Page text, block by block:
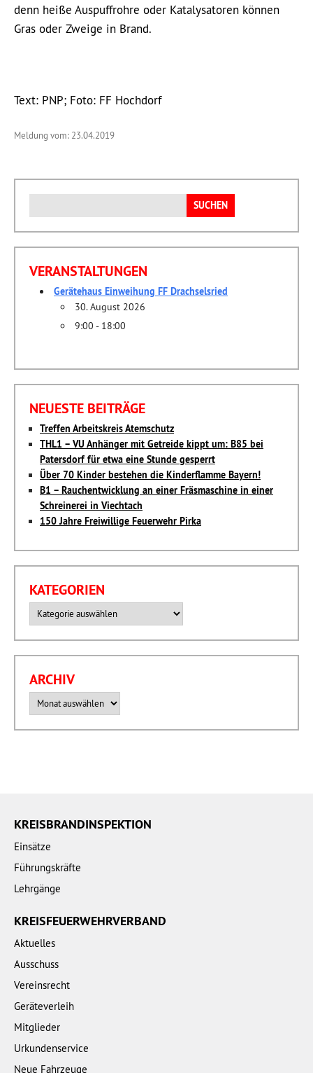
denn heiße Auspuffrohre oder Katalysatoren können
Gras oder Zweige in Brand.
Text: PNP; Foto: FF Hochdorf
Meldung vom: 23.04.2019
nach:
VERANSTALTUNGEN
Gerätehaus Einweihung FF Drachselsried
30. August 2026
9:00 - 18:00
NEUESTE BEITRÄGE
Treffen Arbeitskreis Atemschutz
THL1 – VU Anhänger mit Getreide kippt um: B85 bei
Patersdorf für etwa eine Stunde gesperrt
Über 70 Kinder bestehen die Kinderflamme Bayern!
B1 – Rauchentwicklung an einer Fräsmaschine in einer
Schreinerei in Viechtach
150 Jahre Freiwillige Feuerwehr Pirka
KATEGORIEN
ARCHIV
KREISBRANDINSPEKTION
Einsätze
Führungskräfte
Lehrgänge
KREISFEUERWEHRVERBAND
Aktuelles
Ausschuss
Vereinsrecht
Geräteverleih
Mitglieder
Urkundenservice
Neue Fahrzeuge